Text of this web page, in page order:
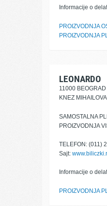
Informacije o
PROIZVODNJA
PROIZVODNJA
LEONARDO
11000 BEOGRAD
KNEZ
SAMOSTALNA
PROIZVODNJA
TELEFON: (011)
Sajt:
Informacije o
PROIZVODNJA